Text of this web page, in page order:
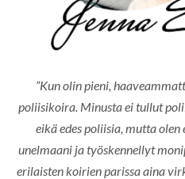
”Kun olin pieni,
poliisikoira. Minusta ei tullut
eikä edes poliisia, mutta olen
unelmaani ja työskennellyt
erilaisten koirien parissa aina